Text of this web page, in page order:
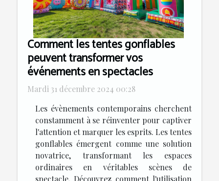
Comment les tentes gonflables
peuvent transformer vos
événements en spectacles
Mardi 31 décembre 2024 00:28
Les évènements contemporains cherchent
constamment à se réinventer pour captiver
l'attention et marquer les esprits. Les tentes
gonflables émergent comme une solution
novatrice, transformant les espaces
ordinaires en véritables scènes de
spectacle. Découvrez comment l'utilisation